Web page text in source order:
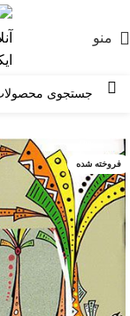
منو
فروخته شده